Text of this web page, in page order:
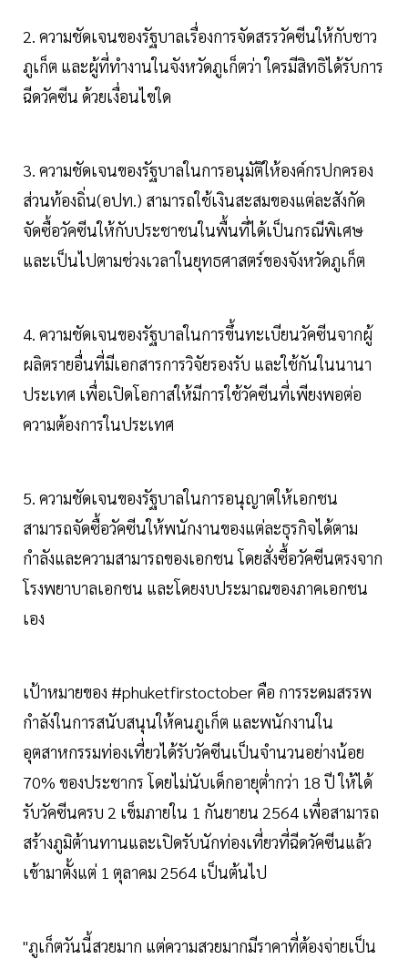
2. ความชัดเจนของรัฐบาลเรื่องการจัดสรรวัคซีนให้กับชาว
ภูเก็ต และผู้ที่ทำงานในจังหวัดภูเก็ตว่า ใครมีสิทธิได้รับการ
ฉีดวัคซีน ด้วยเงื่อนไขใด
3. ความชัดเจนของรัฐบาลในการอนุมัติให้องค์กรปกครอง
ส่วนท้องถิ่น(อปท.) สามารถใช้เงินสะสมของแต่ละสังกัด
จัดซื้อวัคซีนให้กับประชาชนในพื้นที่ได้เป็นกรณีพิเศษ
และเป็นไปตามช่วงเวลาในยุทธศาสตร์ของจังหวัดภูเก็ต
4. ความชัดเจนของรัฐบาลในการขึ้นทะเบียนวัคซีนจากผู้
ผลิตรายอื่นที่มีเอกสารการวิจัยรองรับ และใช้กันในนานา
ประเทศ เพื่อเปิดโอกาสให้มีการใช้วัคซีนที่เพียงพอต่อ
ความต้องการในประเทศ
5. ความชัดเจนของรัฐบาลในการอนุญาตให้เอกชน
สามารถจัดซื้อวัคซีนให้พนักงานของแต่ละธุรกิจได้ตาม
กำลังและความสามารถของเอกชน โดยสั่งซื้อวัคซีนตรงจาก
โรงพยาบาลเอกชน และโดยงบประมาณของภาคเอกชน
เอง
เป้าหมายของ #phuketfirstoctober คือ การระดมสรรพ
กำลังในการสนับสนุนให้คนภูเก็ต และพนักงานใน
อุตสาหกรรมท่องเที่ยวได้รับวัคซีนเป็นจำนวนอย่างน้อย
70% ของประชากร โดยไม่นับเด็กอายุต่ำกว่า 18 ปี ให้ได้
รับวัคซีนครบ 2 เข็มภายใน 1 กันยายน 2564 เพื่อสามารถ
สร้างภูมิต้านทานและเปิดรับนักท่องเที่ยวที่ฉีดวัคซีนแล้ว
เข้ามาตั้งแต่ 1 ตุลาคม 2564 เป็นต้นไป
"ภูเก็ตวันนี้สวยมาก แต่ความสวยมากมีราคาที่ต้องจ่ายเป็น